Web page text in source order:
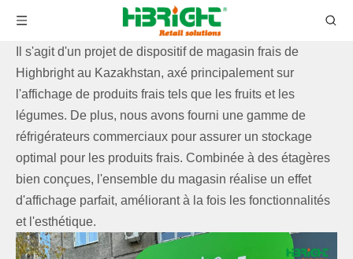
Il s'agit d'un projet de dispositif de magasin frais de
Highbright au Kazakhstan, axé principalement sur
l'affichage de produits frais tels que les fruits et les
légumes. De plus, nous avons fourni une gamme de
réfrigérateurs commerciaux pour assurer un stockage
optimal pour les produits frais. Combinée à des étagères
bien conçues, l'ensemble du magasin réalise un effet
d'affichage parfait, améliorant à la fois les fonctionnalités
et l'esthétique.